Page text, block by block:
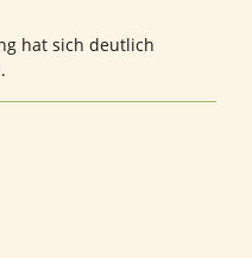
hat sich deutlich